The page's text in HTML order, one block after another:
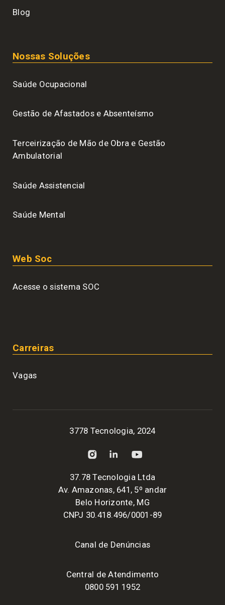
Blog
Nossas Soluções
Saúde Ocupacional
Gestão de Afastados e Absenteísmo
Terceirização de Mão de Obra e Gestão
Ambulatorial
Saúde Assistencial
Saúde Mental
Web Soc
Acesse o sistema SOC
Carreiras
Vagas
3778 Tecnologia, 2024
37.78 Tecnologia Ltda
Av. Amazonas, 641, 5º andar
Belo Horizonte, MG
CNPJ 30.418.496/0001-89
Canal de Denúncias
Central de Atendimento
0800 591 1952